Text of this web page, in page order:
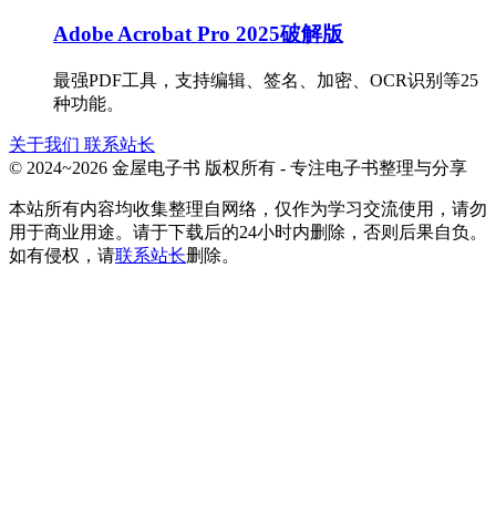
Adobe Acrobat Pro 2025破解版
最强PDF工具，支持编辑、签名、加密、OCR识别等25
种功能。
关于我们 联系站长
© 2024~2026 金屋电子书 版权所有 - 专注电子书整理与分享
本站所有内容均收集整理自网络，仅作为学习交流使用，请勿
用于商业用途。请于下载后的24小时内删除，否则后果自负。
如有侵权，请联系站长删除。